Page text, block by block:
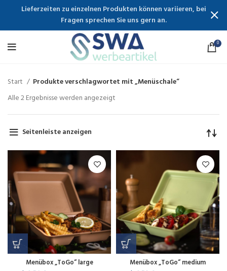
0
Start
Produkte verschlagwortet mit „Menüschale“
Alle 2 Ergebnisse werden angezeigt
Seitenleiste anzeigen
Menübox „ToGo“ large
Menübox „ToGo“ medium
Lieferzeiten zu einzelnen Produkten können variieren, bei
Fragen sprechen Sie uns gern an.